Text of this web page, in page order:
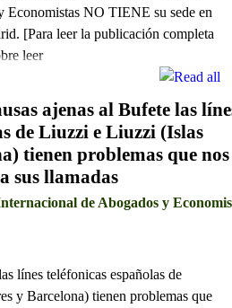
Economistas NO TIENE su sede en
[Para leer la publicación completa
leer
ajenas al Bufete las
de Liuzzi e Liuzzi (Islas
tienen problemas que nos
sus llamadas
de Abogados y
línes teléfonicas españolas de
y Barcelona) tienen problemas que